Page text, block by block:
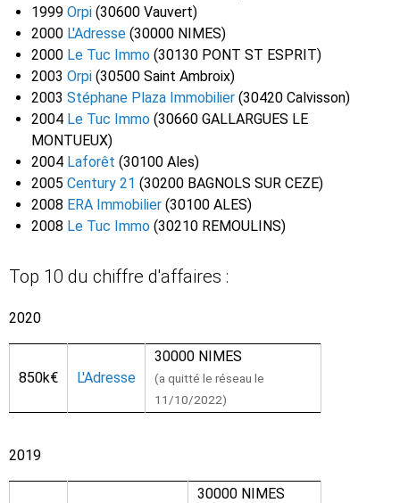
1999 Orpi (30600 Vauvert)
2000 L'Adresse (30000 NIMES)
2000 Le Tuc Immo (30130 PONT ST ESPRIT)
2003 Orpi (30500 Saint Ambroix)
2003 Stéphane Plaza Immobilier (30420 Calvisson)
2004 Le Tuc Immo (30660 GALLARGUES LE
MONTUEUX)
2004 Laforêt (30100 Ales)
2005 Century 21 (30200 BAGNOLS SUR CEZE)
2008 ERA Immobilier (30100 ALES)
2008 Le Tuc Immo (30210 REMOULINS)
Top 10 du chiffre d'affaires :
2020
850k€ L'Adresse
30000 NIMES
(a quitté le réseau le
11/10/2022)
2019
30000 NIMES